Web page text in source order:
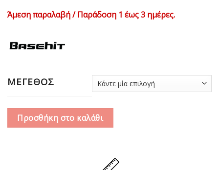
45,90€.είναι:
Άμεση παραλαβή / Παράδοση 1 έως 3 ημέρες.
ΜΕΓΕΘΟΣ
Προσθήκη στο καλάθι